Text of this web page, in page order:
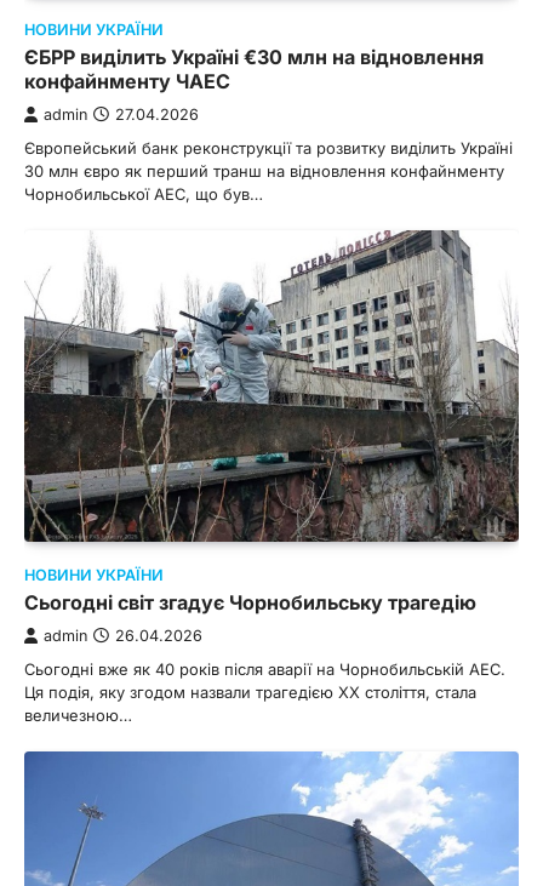
НОВИНИ УКРАЇНИ
ЄБРР виділить Україні €30 млн на відновлення
конфайнменту ЧАЕС
admin 27.04.2026
Європейський банк реконструкції та розвитку виділить Україні
30 млн євро як перший транш на відновлення конфайнменту
Чорнобильської АЕС, що був…
НОВИНИ УКРАЇНИ
Сьогодні світ згадує Чорнобильську трагедію
admin 26.04.2026
Сьогодні вже як 40 років після аварії на Чорнобильській АЕС.
Ця подія, яку згодом назвали трагедією ХХ ​​століття, стала
величезною…